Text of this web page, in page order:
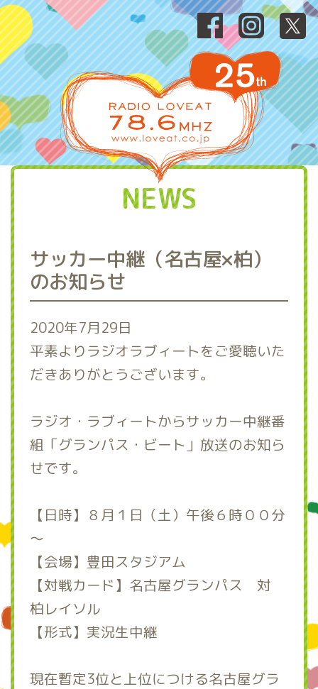
NEWS
サッカー中継（名古屋×柏）
のお知らせ
2020年7月29日
平素よりラジオラブィートをご愛聴いた
だきありがとうございます。
ラジオ・ラブィートからサッカー中継番
組「グランパス・ビート」放送のお知ら
せです。
【日時】８月１日（土）午後６時００分
～
【会場】豊田スタジアム
【対戦カード】名古屋グランパス 対
柏レイソル
【形式】実況生中継
現在暫定3位と上位につける名古屋グラ